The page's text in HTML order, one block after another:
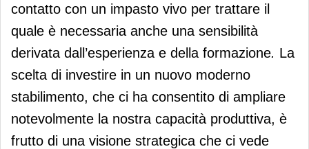
contatto con un impasto vivo per trattare il
quale è necessaria anche una sensibilità
derivata dall’esperienza e della formazione. La
scelta di investire in un nuovo moderno
stabilimento, che ci ha consentito di ampliare
notevolmente la nostra capacità produttiva, è
frutto di una visione strategica che ci vede